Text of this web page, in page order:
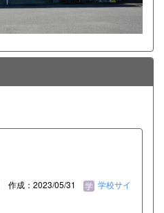
作成：2023/05/31
学校サイ